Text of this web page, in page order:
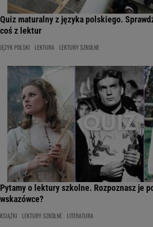
Quiz maturalny z języka polskiego.
coś z lektur
JĘZYK POLSKI LEKTURA LEKTURY SZKOLNE
Pytamy o lektury szkolne. Rozpoznasz je
wskazówce?
KSIĄŻKI LEKTURY SZKOLNE LITERATURA